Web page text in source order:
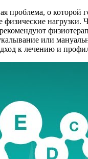
проблема, о
нагрузки.
рекомендуют
или
к лечению и